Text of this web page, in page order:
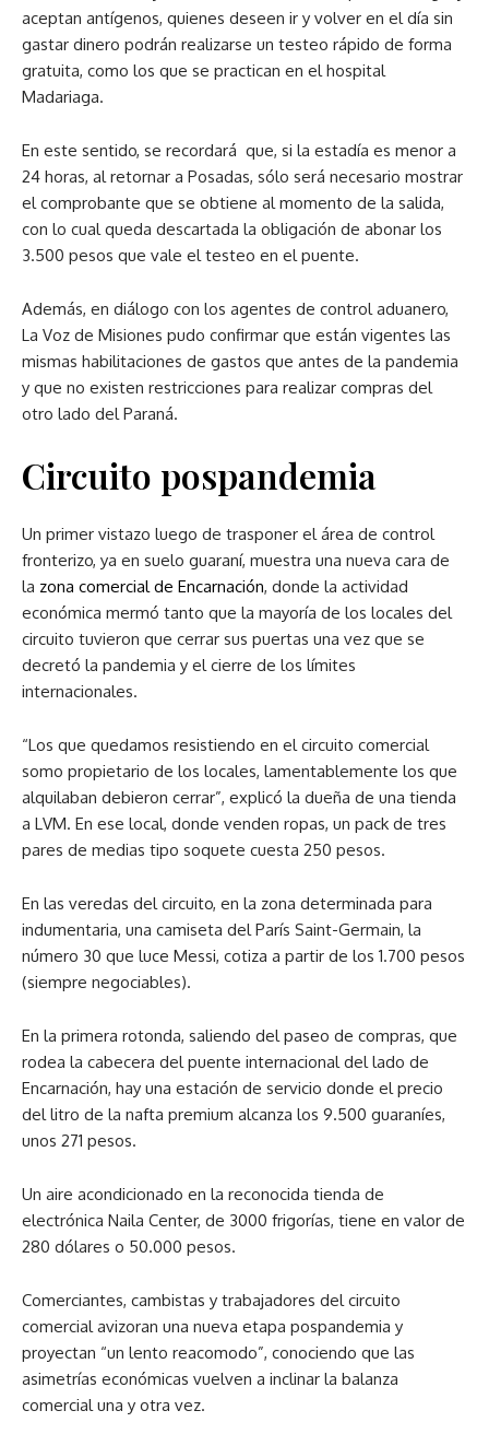
aceptan antígenos, quienes deseen ir y volver en el día sin
gastar dinero podrán realizarse un testeo rápido de forma
gratuita, como los que se practican en el hospital
Madariaga.
En este sentido, se recordará que, si la estadía es menor a
24 horas, al retornar a Posadas, sólo será necesario mostrar
el comprobante que se obtiene al momento de la salida,
con lo cual queda descartada la obligación de abonar los
3.500 pesos que vale el testeo en el puente.
Además, en diálogo con los agentes de control aduanero,
La Voz de Misiones pudo confirmar que están vigentes las
mismas habilitaciones de gastos que antes de la pandemia
y que no existen restricciones para realizar compras del
otro lado del Paraná.
Circuito pospandemia
Un primer vistazo luego de trasponer el área de control
fronterizo, ya en suelo guaraní, muestra una nueva cara de
la zona comercial de Encarnación, donde la actividad
económica mermó tanto que la mayoría de los locales del
circuito tuvieron que cerrar sus puertas una vez que se
decretó la pandemia y el cierre de los límites
internacionales.
“Los que quedamos resistiendo en el circuito comercial
somo propietario de los locales, lamentablemente los que
alquilaban debieron cerrar”, explicó la dueña de una tienda
a LVM. En ese local, donde venden ropas, un pack de tres
pares de medias tipo soquete cuesta 250 pesos.
En las veredas del circuito, en la zona determinada para
indumentaria, una camiseta del París Saint-Germain, la
número 30 que luce Messi, cotiza a partir de los 1.700 pesos
(siempre negociables).
En la primera rotonda, saliendo del paseo de compras, que
rodea la cabecera del puente internacional del lado de
Encarnación, hay una estación de servicio donde el precio
del litro de la nafta premium alcanza los 9.500 guaraníes,
unos 271 pesos.
Un aire acondicionado en la reconocida tienda de
electrónica Naila Center, de 3000 frigorías, tiene en valor de
280 dólares o 50.000 pesos.
Comerciantes, cambistas y trabajadores del circuito
comercial avizoran una nueva etapa pospandemia y
proyectan “un lento reacomodo”, conociendo que las
asimetrías económicas vuelven a inclinar la balanza
comercial una y otra vez.